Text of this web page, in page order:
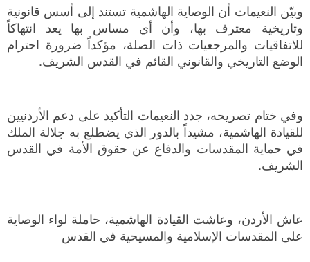
وبيّن النعيمات أن الوصاية الهاشمية تستند إلى أسس قانونية
وتاريخية معترف بها، وأن أي مساس بها يعد انتهاكاً
للاتفاقيات والمرجعيات ذات الصلة، مؤكداً ضرورة احترام
الوضع التاريخي والقانوني القائم في القدس الشريف.
وفي ختام تصريحه، جدد النعيمات التأكيد على دعم الأردنيين
للقيادة الهاشمية، مشيداً بالدور الذي يضطلع به جلالة الملك
في حماية المقدسات والدفاع عن حقوق الأمة في القدس
الشريف.
عاش الأردن، وعاشت القيادة الهاشمية، حاملة لواء الوصاية
على المقدسات الإسلامية والمسيحية في القدس